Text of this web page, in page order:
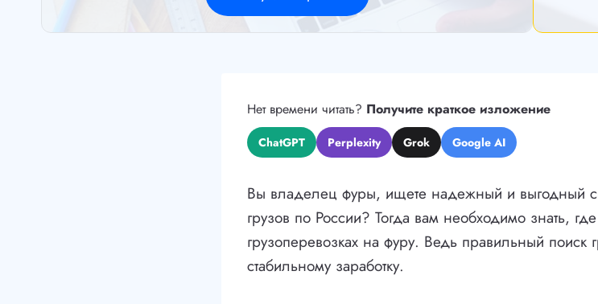
Нет времени читать? Получите краткое изложение
ChatGPT Perplexity Grok Google AI
Вы владелец фуры, ищете надежный и выгодный
грузов по России? Тогда вам необходимо знать,
грузоперевозках на фуру. Ведь правильный
стабильному заработку.